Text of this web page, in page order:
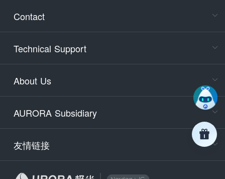
Contact
Technical Support
About Us
AURORA Subsidiary
友情链接
days)
9:30-
Email